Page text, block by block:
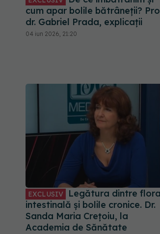
cum apar bolile bătrâneții?
dr. Gabriel Prada, explicații
04 iun 2026, 21:20
EXCLUSIV
Legătura dintre flora
intestinală și bolile cronice. Dr.
Sanda Maria Crețoiu, la
Academia de Sănătate